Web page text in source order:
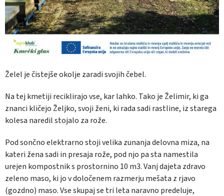
Želel je čistejše okolje zaradi svojih čebel.
Na tej kmetiji reciklirajo vse, kar lahko. Tako je Želimir, ki ga
znanci kličejo Željko, svoji ženi, ki rada sadi rastline, iz starega
kolesa naredil stojalo za rože.
Pod sončno elektrarno stoji velika zunanja delovna miza, na
kateri žena sadi in presaja rože, pod njo pa sta namestila
urejen kompostnik s prostornino 10 m3. Vanj dajeta zdravo
zeleno maso, ki jo v določenem razmerju mešata z rjavo
(gozdno) maso. Vse skupaj se tri leta naravno predeluje,